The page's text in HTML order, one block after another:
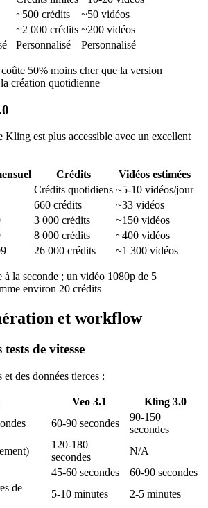
~500 crédits
~50 vidéos
~2 000 crédits ~200 vidéos
Personnalisé Personnalisé
50% moins cher que la version
création quotidienne
Kling est plus accessible avec un excellent
Crédits
Vidéos estimées
Crédits quotidiens ~5-10 vidéos/jour
660 crédits
~33 vidéos
3 000 crédits
~150 vidéos
8 000 crédits
~400 vidéos
26 000 crédits ~1 300 vidéos
la seconde ; un vidéo 1080p de 5
environ 20 crédits
et workflow
de vitesse
et des données tierces :
Veo 3.1
Kling 3.0
60-90 secondes
90-150
secondes
120-180
secondes
N/A
45-60 secondes
60-90 secondes
de
5-10 minutes 2-5 minutes